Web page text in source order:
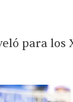
para los